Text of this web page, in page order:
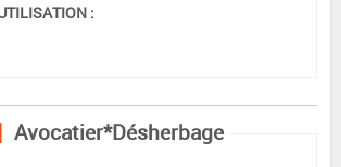
:
Avocatier*Désherbage